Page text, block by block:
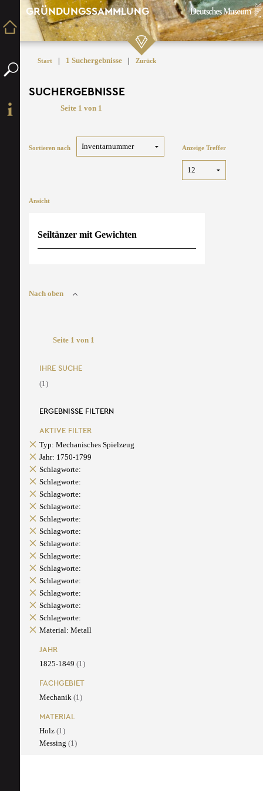
GRÜNDUNGSSAMMLUNG
Start | 1 Suchergebnisse | Zurück
SUCHERGEBNISSE
Seite 1 von 1
Sortieren nach Anzeige Treffer
Ansicht
Seiltänzer mit Gewichten
Nach oben
Seite 1 von 1
IHRE SUCHE
(1)
ERGEBNISSE FILTERN
AKTIVE FILTER
Typ: Mechanisches Spielzeug
Jahr: 1750-1799
Schlagworte:
Schlagworte:
Schlagworte:
Schlagworte:
Schlagworte:
Schlagworte:
Schlagworte:
Schlagworte:
Schlagworte:
Schlagworte:
Schlagworte:
Schlagworte:
Schlagworte:
Material: Metall
JAHR
1825-1849 (1)
FACHGEBIET
Mechanik (1)
MATERIAL
Holz (1)
Messing (1)